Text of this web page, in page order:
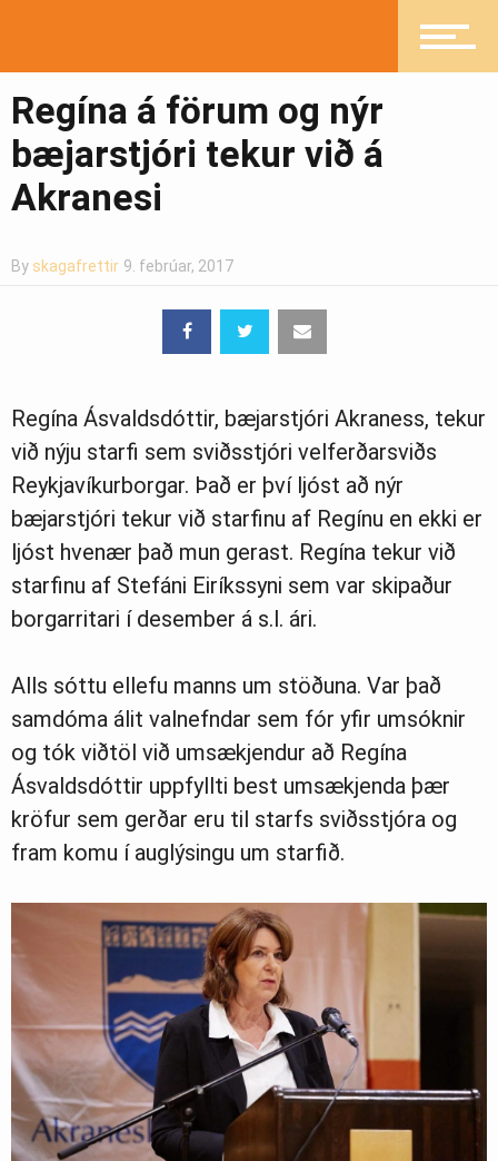
Mannlíf
Heilsueflandi samfélag
Greinasafn
Ljósmyndasafn
Regína á förum og nýr
bæjarstjóri tekur við á
Akranesi
By skagafrettir 9. febrúar, 2017
Regína Ásvaldsdóttir, bæjarstjóri Akraness, tekur
við nýju starfi sem sviðsstjóri velferðarsviðs
Reykjavíkurborgar. Það er því ljóst að nýr
bæjarstjóri tekur við starfinu af Regínu en ekki er
ljóst hvenær það mun gerast. Regína tekur við
starfinu af Stefáni Eiríkssyni sem var skipaður
borgarritari í desember á s.l. ári.
Alls sóttu ellefu manns um stöðuna. Var það
samdóma álit valnefndar sem fór yfir umsóknir
og tók viðtöl við umsækjendur að Regína
Ásvaldsdóttir uppfyllti best umsækjenda þær
kröfur sem gerðar eru til starfs sviðsstjóra og
fram komu í auglýsingu um starfið.